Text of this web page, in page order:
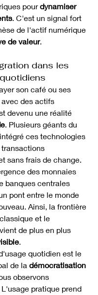
pour dynamiser
. C'est un signal fort
de l'actif numérique
de valeur.
dans les
son café ou ses
des actifs
devenu une réalité
. Plusieurs géants du
ces technologies
transactions
sans frais de change.
des monnaies
banques centrales
pont entre le monde
Ainsi, la frontière
et le
de plus en plus
.
quotidien est le
de la démocratisation
observons
pratique prend